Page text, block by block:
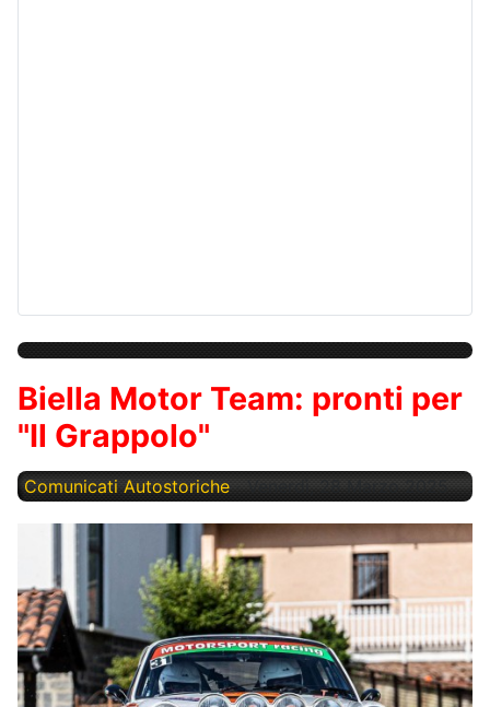
Biella Motor Team: pronti per
"Il Grappolo"
Comunicati Autostoriche Venerdì, 28 Marzo 2025